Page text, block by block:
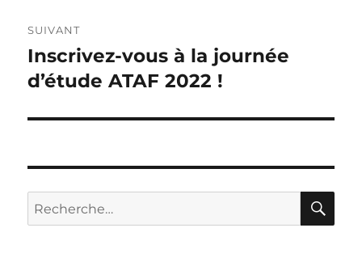
SUIVANT
Publication
suivante :
Inscrivez-vous à la journée
d’étude ATAF 2022 !
Recherche
pour :